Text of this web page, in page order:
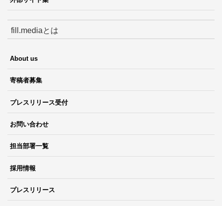
fill.mediaとは
About us
寄稿者募集
プレスリリース受付
お問い合わせ
担当部署一覧
採用情報
プレスリリース